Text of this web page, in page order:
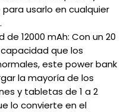
usarlo en cualquier
de 12000 mAh: Con un 20
que los
este power bank
la mayoría de los
y tabletas de 1 a 2
lo convierte en el